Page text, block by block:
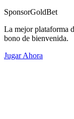
SponsorGoldBet
La mejor plataforma
bono de bienvenida.
Jugar Ahora